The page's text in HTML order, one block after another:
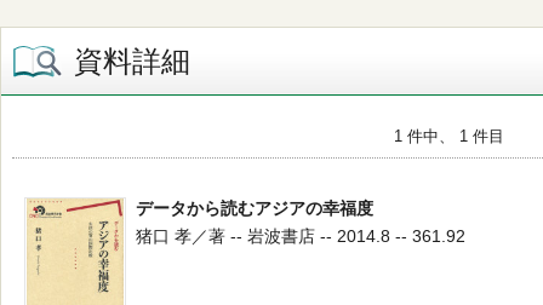
資料詳細
1 件中、 1 件目
データから読むアジアの幸福度
猪口 孝／著 -- 岩波書店 -- 2014.8 -- 361.92